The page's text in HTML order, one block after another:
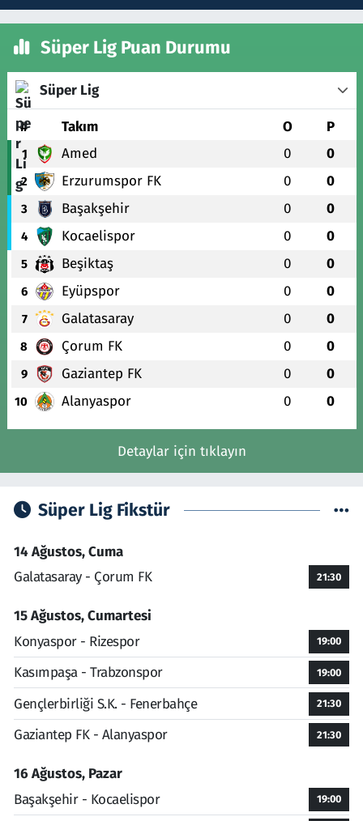
Süper Lig Puan Durumu
Süper Lig
# Takım O P
1 Amed 0 0
2 Erzurumspor FK 0 0
3 Başakşehir 0 0
4 Kocaelispor 0 0
5 Beşiktaş 0 0
6 Eyüpspor 0 0
7 Galatasaray 0 0
8 Çorum FK 0 0
9 Gaziantep FK 0 0
10 Alanyaspor 0 0
Detaylar için tıklayın
Süper Lig Fikstür
14 Ağustos, Cuma
Galatasaray - Çorum FK
21:30
15 Ağustos, Cumartesi
Konyaspor - Rizespor
19:00
Kasımpaşa - Trabzonspor 19:00
Gençlerbirliği S.K. - Fenerbahçe 21:30
Gaziantep FK - Alanyaspor 21:30
16 Ağustos, Pazar
Başakşehir - Kocaelispor
19:00